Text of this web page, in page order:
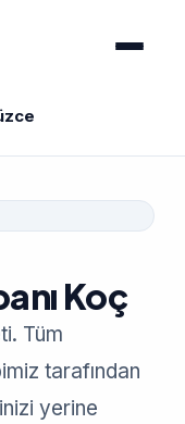
Koç
Tüm
tarafından
yerine